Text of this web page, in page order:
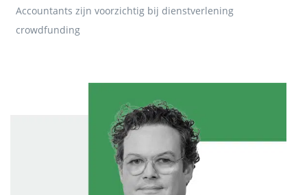
Accountants zijn voorzichtig bij dienstverlening
crowdfunding